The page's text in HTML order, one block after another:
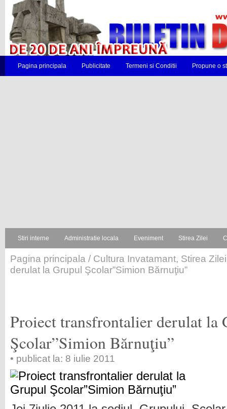
Pagina principala Publicitate Termeni si Conditii Propune o
Stiri interne Administratie locala Eveniment Stirea Zilei
Pagina principala / Cultura Invatamant, Stirea Zilei
derulat la Grupul Şcolar”Simion Bărnuţiu”
Proiect transfrontalier derulat la
Şcolar”Simion Bărnuţiu”
• publicat la: 8 iulie 2011